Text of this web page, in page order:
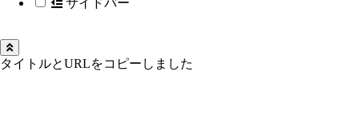
サイドバー
タイトルとURLをコピーしました